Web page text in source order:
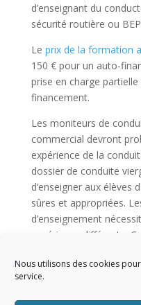
Nous utilisons des cookies
service.
d’enseignant du
sécurité routière ou
Le prix de la formation
150 € pour un auto-
prise en charge
financement.
Les moniteurs de
commercial devront
expérience de la
dossier de conduite
d’enseigner aux élèves
sûres et appropriées.
d’enseignement
expérience différente.
le Code de la route, les
et les questions de
compte les aléas